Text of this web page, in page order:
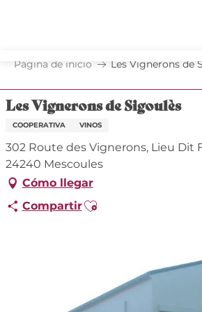
principal
Página de inicio Les Vignerons de
Les Vignerons de Sigoulès
COOPERATIVA VINOS
302 Route des Vignerons, Lieu Dit
24240 Mescoules
Cómo llegar
CompartirAjouter aux favoris